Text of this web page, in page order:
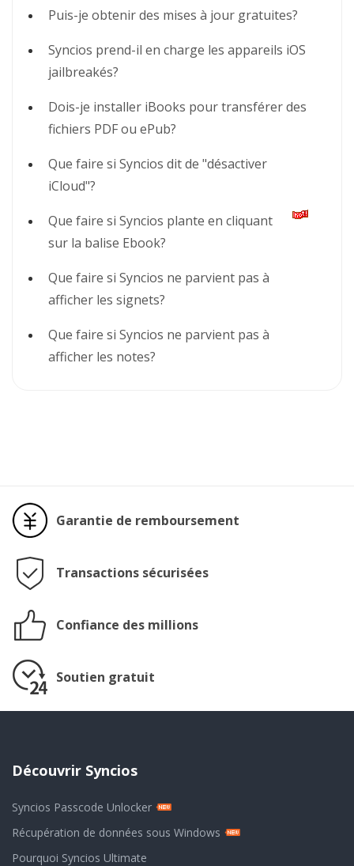
Puis-je obtenir des mises à jour gratuites?
Syncios prend-il en charge les appareils iOS
jailbreakés?
Dois-je installer iBooks pour transférer des
fichiers PDF ou ePub?
Que faire si Syncios dit de "désactiver
iCloud"?
Que faire si Syncios plante en cliquant
sur la balise Ebook?
Que faire si Syncios ne parvient pas à
afficher les signets?
Que faire si Syncios ne parvient pas à
afficher les notes?
Garantie de remboursement
Transactions sécurisées
Confiance des millions
Soutien gratuit
Découvrir Syncios
Syncios Passcode Unlocker
Récupération de données sous Windows
Pourquoi Syncios Ultimate